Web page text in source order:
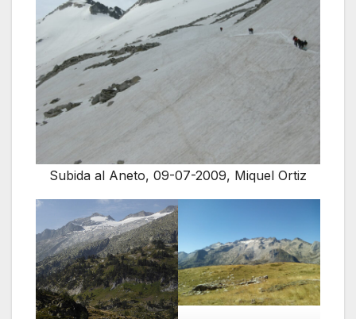
Subida al Aneto, 09-07-2009, Miquel Ortiz